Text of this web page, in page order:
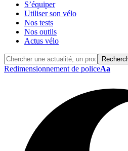
S’équiper
Utiliser son vélo
Nos tests
Nos outils
Actus vélo
Redimensionnement de policeAa